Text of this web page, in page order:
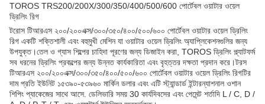
TOROS TRS200/200X/300/350/400/500/600 পোর্টেবল ওয়াটার ওয়েল
ড্রিলিং রিগ
টরোস টিআরএস ২০০/২০০এক্স/৩০০/৩৫০/৪০০/৫০০/৬০০ পোর্টেবল ওয়াটার ওয়েল ড্রিলিং
রিগ একটি শক্তিশালী এবং বহুমুখী মেশিন যা ওয়াটার ওয়েল ড্রিলিং অ্যাপ্লিকেশনগুলির জন্য
উপযুক্ত।তেল ও গ্যাস শিল্পের চাহিদা পূরণের জন্য ডিজাইন করা, TOROS ড্রিলিং প্ল্যাটফর্ম
সব ধরনের ড্রিলিং প্রকল্পের জন্য উন্নত কার্যকারিতা এবং বৃহত্তর দক্ষতা প্রদান করে।টরস
টিআরএস ২০০/২০০এক্স/৩০০/৩৫০/৪০০/৫০০/৬০০ পোর্টেবল ওয়াটার ওয়েল ড্রিলিং রিগটির
দাম প্রতি ইউনিট ১৫৩৯০-৫৩৯৬০ মার্কিন ডলার এবং এটি স্ট্যান্ডার্ড ইন্টারন্যাশনাল ওশান
শিপিং প্যাকেজের সাথে আসে. ডেলিভারি সময় 30 কার্যদিবসের এবং পেমেন্ট শর্তাদি L / C, D /